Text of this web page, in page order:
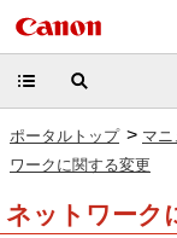
ポータルトップ > マ
ワークに関する変更
ネットワーク